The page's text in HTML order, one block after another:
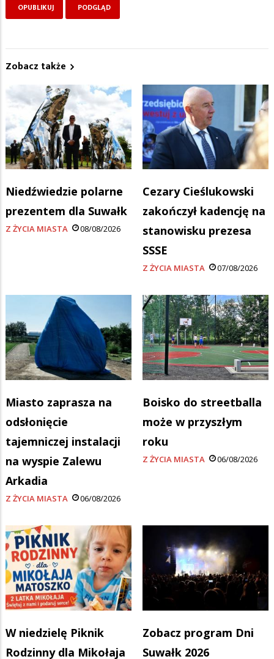
Zobacz także
Niedźwiedzie polarne
prezentem dla Suwałk
Z ŻYCIA MIASTA 08/08/2026
Cezary Cieślukowski
zakończył kadencję na
stanowisku prezesa
SSSE
Z ŻYCIA MIASTA 07/08/2026
Miasto zaprasza na
odsłonięcie
tajemniczej instalacji
na wyspie Zalewu
Arkadia
Z ŻYCIA MIASTA 06/08/2026
Boisko do streetballa
może w przyszłym
roku
Z ŻYCIA MIASTA 06/08/2026
W niedzielę Piknik
Rodzinny dla Mikołaja
Zobacz program Dni
Suwałk 2026